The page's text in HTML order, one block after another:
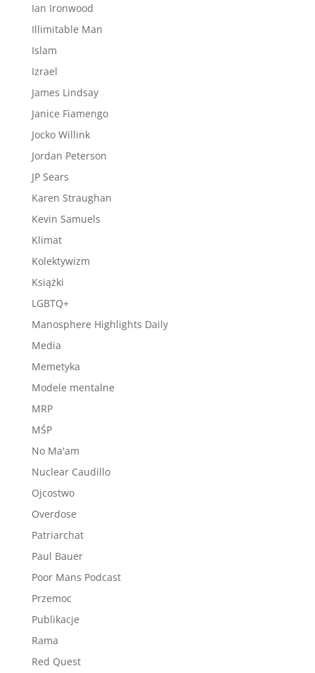
Ian Ironwood
Illimitable Man
Islam
Izrael
James Lindsay
Janice Fiamengo
Jocko Willink
Jordan Peterson
JP Sears
Karen Straughan
Kevin Samuels
Klimat
Kolektywizm
Książki
LGBTQ+
Manosphere Highlights Daily
Media
Memetyka
Modele mentalne
MRP
MŚP
No Ma'am
Nuclear Caudillo
Ojcostwo
Overdose
Patriarchat
Paul Bauer
Poor Mans Podcast
Przemoc
Publikacje
Rama
Red Quest